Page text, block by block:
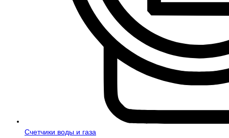
Счетчики воды и газа